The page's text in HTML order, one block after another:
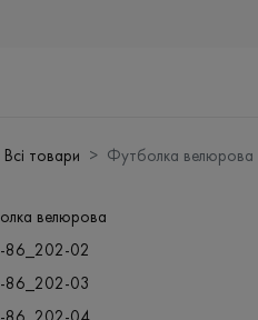
Всі товари Футболка велюрова